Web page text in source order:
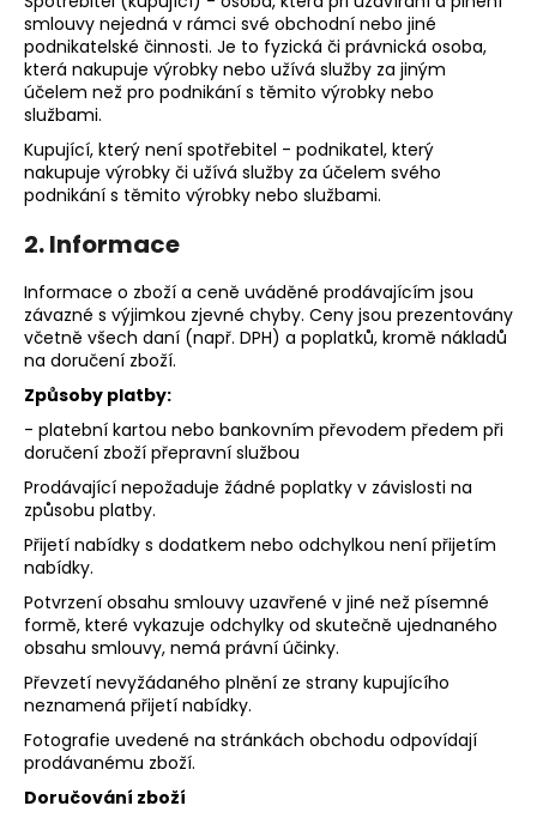
smlouvy nejedná v rámci své obchodní nebo jiné
podnikatelské činnosti. Je to fyzická či právnická osoba,
která nakupuje výrobky nebo užívá služby za jiným
účelem než pro podnikání s těmito výrobky nebo
službami.
Kupující, který není spotřebitel - podnikatel, který
nakupuje výrobky či užívá služby za účelem svého
podnikání s těmito výrobky nebo službami.
2. Informace
Informace o zboží a ceně uváděné prodávajícím jsou
závazné s výjimkou zjevné chyby. Ceny jsou prezentovány
včetně všech daní (např. DPH) a poplatků, kromě nákladů
na doručení zboží.
Způsoby platby:
- platební kartou nebo bankovním převodem předem při
doručení zboží přepravní službou
Prodávající nepožaduje žádné poplatky v závislosti na
způsobu platby.
Přijetí nabídky s dodatkem nebo odchylkou není přijetím
nabídky.
Potvrzení obsahu smlouvy uzavřené v jiné než písemné
formě, které vykazuje odchylky od skutečně ujednaného
obsahu smlouvy, nemá právní účinky.
Převzetí nevyžádaného plnění ze strany kupujícího
neznamená přijetí nabídky.
Fotografie uvedené na stránkách obchodu odpovídají
prodávanému zboží.
Doručování zboží
RIVOLI
STŘAPCE
ROSE
SWAROVSKI
710
Kč